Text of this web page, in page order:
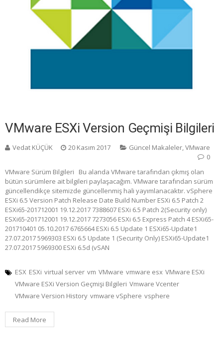
VMware ESXi Version Geçmişi Bilgileri
Vedat KÜÇÜK 20 Kasım 2017 Güncel Makaleler,VMware
0
VMware Sürüm Bilgileri Bu alanda VMware tarafından çıkmış olan
bütün sürümlere ait bilgileri paylaşacağım. VMware tarafından sürüm
güncellendikçe sitemizde güncellenmiş hali yayımlanacaktır. vSphere
ESXi 6.5 Version Patch Release Date Build Number ESXi 6.5 Patch 2
ESXi65-201712001 19.12.2017 7388607 ESXi 6.5 Patch 2(Security only)
ESXi65-201712001 19.12.2017 7273056 ESXi 6.5 Express Patch 4 ESXi65-
201710401 05.10.2017 6765664 ESXi 6.5 Update 1 ESXi65-Update1
27.07.2017 5969303 ESXi 6.5 Update 1 (Security Only) ESXi65-Update1
27.07.2017 5969300 ESXi 6.5d (vSAN
ESX ESXi virtual server vm VMware vmware esx VMware ESXi
VMware ESXi Version Geçmişi Bilgileri Vmware Vcenter
VMware Version History vmware vSphere vsphere
Read More